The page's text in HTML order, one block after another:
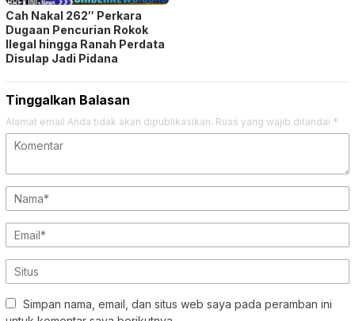
Cah Nakal 262″ Perkara
Dugaan Pencurian Rokok
Ilegal hingga Ranah Perdata
Disulap Jadi Pidana
Tinggalkan Balasan
Alamat email Anda tidak akan dipublikasikan. Ruas yang wajib ditandai *
Simpan nama, email, dan situs web saya pada peramban ini